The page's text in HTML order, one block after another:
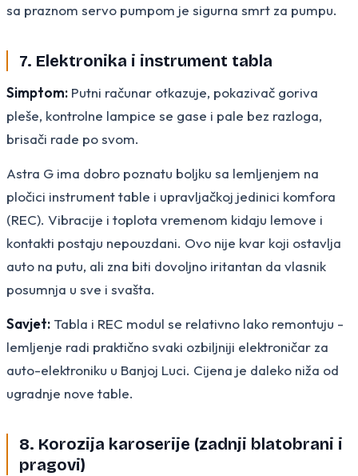
sa praznom servo pumpom je sigurna smrt za pumpu.
7. Elektronika i instrument tabla
Simptom: Putni računar otkazuje, pokazivač goriva
pleše, kontrolne lampice se gase i pale bez razloga,
brisači rade po svom.
Astra G ima dobro poznatu boljku sa lemljenjem na
pločici instrument table i upravljačkoj jedinici komfora
(REC). Vibracije i toplota vremenom kidaju lemove i
kontakti postaju nepouzdani. Ovo nije kvar koji ostavlja
auto na putu, ali zna biti dovoljno iritantan da vlasnik
posumnja u sve i svašta.
Savjet: Tabla i REC modul se relativno lako remontuju -
lemljenje radi praktično svaki ozbiljniji elektroničar za
auto-elektroniku u Banjoj Luci. Cijena je daleko niža od
ugradnje nove table.
8. Korozija karoserije (zadnji blatobrani i
pragovi)